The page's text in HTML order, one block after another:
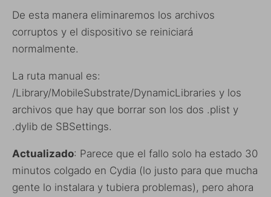
De esta manera eliminaremos los archivos
corruptos y el dispositivo se reiniciará
normalmente.
La ruta manual es:
/Library/MobileSubstrate/DynamicLibraries y los
archivos que hay que borrar son los dos .plist y
.dylib de SBSettings.
Actualizado: Parece que el fallo solo ha estado 30
minutos colgado en Cydia (lo justo para que mucha
gente lo instalara y tubiera problemas), pero ahora